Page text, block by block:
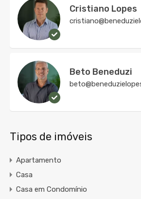
Cristiano Lopes
Beto Beneduzi
Tipos de imóveis
Apartamento
Casa
Casa em Condomínio